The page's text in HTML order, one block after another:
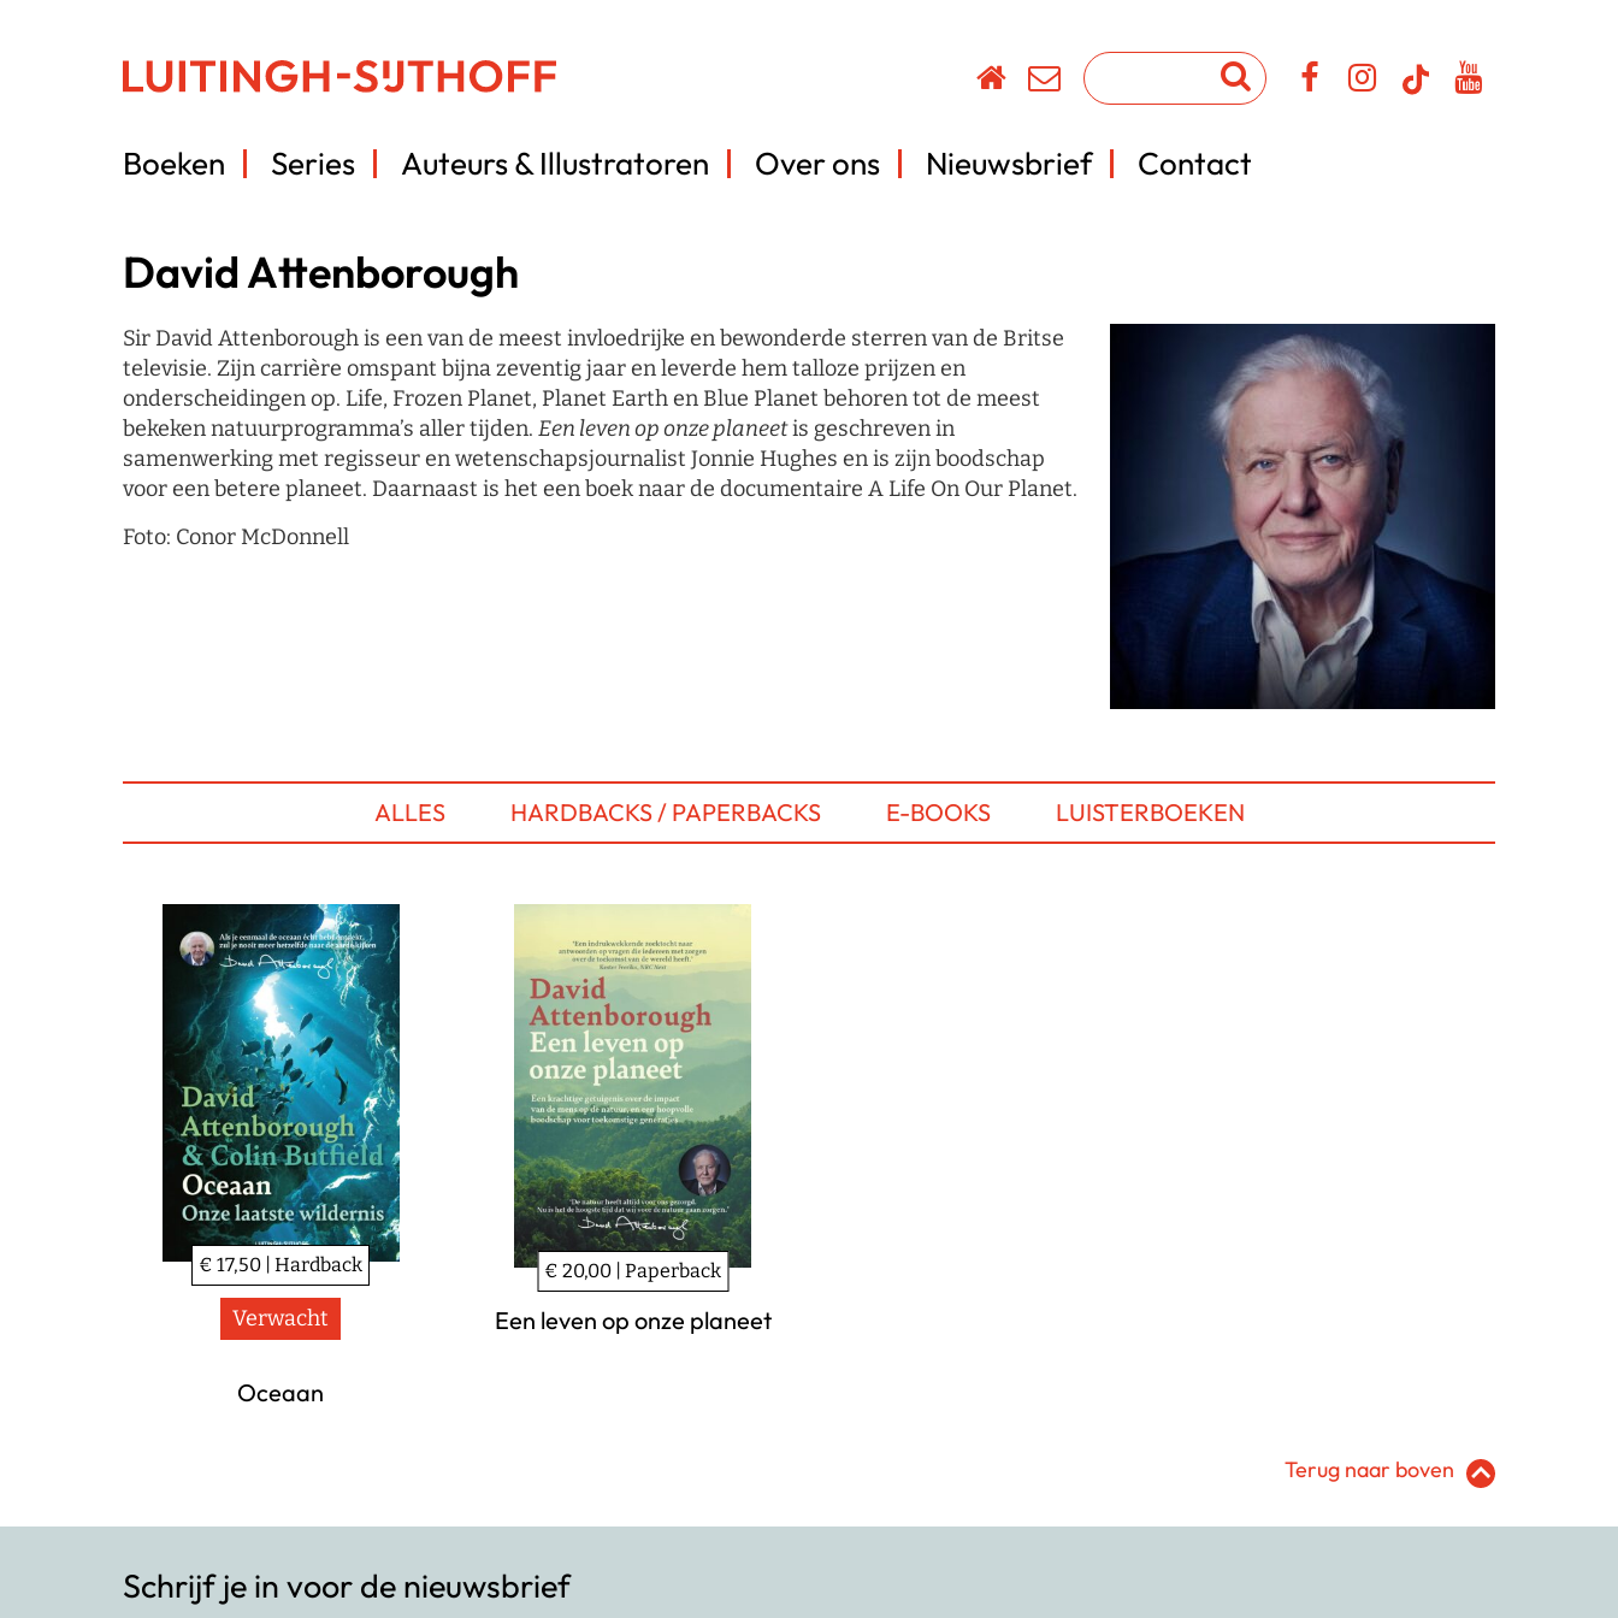
Boeken Series Auteurs & Illustratoren Over ons Nieuwsbrief Contact
David Attenborough
Sir David Attenborough is een van de meest invloedrijke en bewonderde sterren van de Britse
televisie. Zijn carrière omspant bijna zeventig jaar en leverde hem talloze prijzen en
onderscheidingen op. Life, Frozen Planet, Planet Earth en Blue Planet behoren tot de meest
bekeken natuurprogramma’s aller tijden. Een leven op onze planeetis geschreven in
samenwerking met regisseur en wetenschapsjournalist Jonnie Hughes en is zijn boodschap
voor een betere planeet. Daarnaast is het een boek naar de documentaire A Life On Our Planet.
Foto: Conor McDonnell
ALLES HARDBACKS / PAPERBACKS E-BOOKS LUISTERBOEKEN
€ 17,50 | Hardback
Verwacht
Oceaan
€ 20,00 | Paperback
Een leven op onze planeet
Terug naar boven
Schrijf je in voor de nieuwsbrief